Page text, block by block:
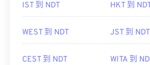
IST 到 NDT HKT 到
WEST 到 NDT JST 到 NDT
CEST 到 NDT WITA 到